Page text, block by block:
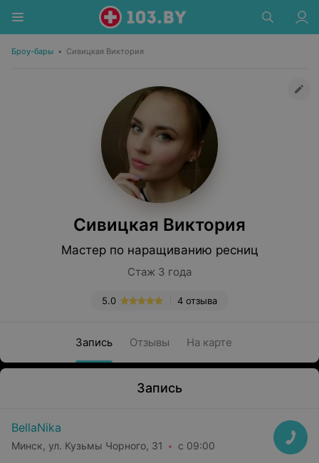
Броу-бары • Сивицкая Виктория
Сивицкая Виктория
Мастер по наращиванию ресниц
Стаж 3 года
4 отзыва
5.0
Запись Отзывы На карте
Запись
BellaNika
Минск, ул. Кузьмы Чорного, 31 с 09:00